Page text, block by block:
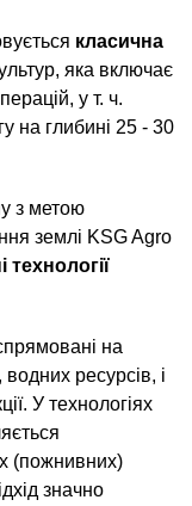
класична
яка включає
у т. ч.
на глибині 25 - 30
з метою
землі KSG Agro
технології
на
ресурсів, і
У технологіях
(пожнивних)
значно